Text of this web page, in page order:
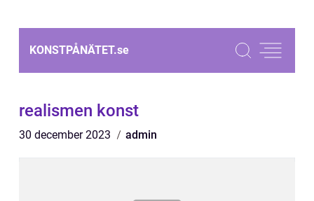
KONSTPÅNÄTET.se
realismen konst
30 december 2023 admin